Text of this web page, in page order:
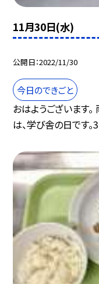
11月30日(水)
公開日 2022/11/30
今日のできごと
おはようございます
は、学び舎の日です。